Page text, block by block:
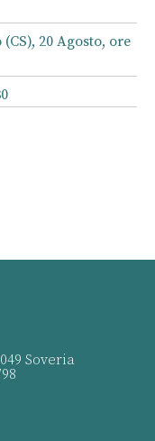
20 Agosto, ore
Soveria